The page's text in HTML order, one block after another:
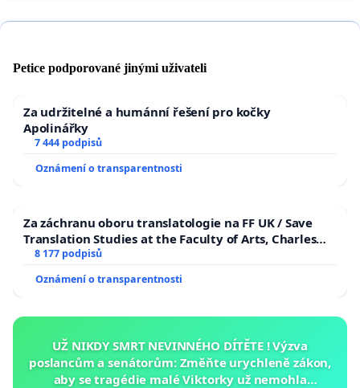
Petice podporované jinými uživateli
Za udržitelné a humánní řešení pro kočky
Apolinářky
7 444 podpisů
Oznámení o transparentnosti
Za záchranu oboru translatologie na FF UK / Save
Translation Studies at the Faculty of Arts, Charles
University
8 177 podpisů
Oznámení o transparentnosti
UŽ NIKDY SMRT NEVINNÉHO DÍTĚTE ! Výzva
poslancům a senátorům: Změňte urychleně zákon,
aby se tragédie malé Viktorky už nemohla